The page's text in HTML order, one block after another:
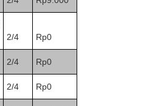
2/4 Rp0
2/4 Rp0
2/4 Rp0